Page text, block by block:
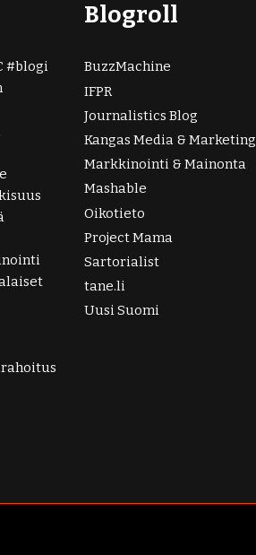
blogi
Blogroll
BuzzMachine
IFPR
Journalistics Blog
Kangas Media & Marketing
Markkinointi & Mainonta
Mashable
Oikotieto
Project Mama
Sartorialist
tane.li
Uusi Suomi